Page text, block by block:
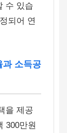
수 있습
되어 연
과 소득공
을 제공
300만원